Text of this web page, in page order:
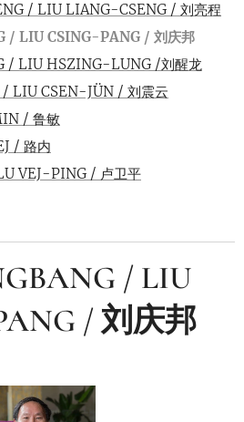
/ LIU LIANG-CSENG / 刘亮程
/ LIU CSING-PANG / 刘庆邦
/ LIU HSZING-LUNG /刘醒龙
LIU CSEN-JÜN / 刘震云
/ 鲁敏
/ 路内
VEJ-PING / 卢卫平
/ LIU
/ 刘庆邦